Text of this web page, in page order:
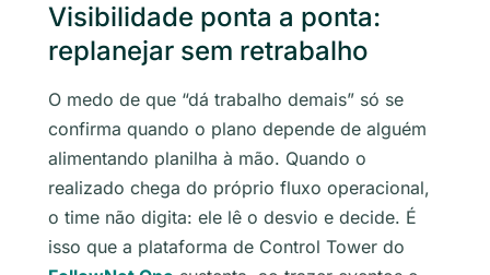
Visibilidade ponta a ponta:
replanejar sem retrabalho
O medo de que “dá trabalho demais” só se
confirma quando o plano depende de alguém
alimentando planilha à mão. Quando o
realizado chega do próprio fluxo operacional,
o time não digita: ele lê o desvio e decide. É
isso que a plataforma de Control Tower do